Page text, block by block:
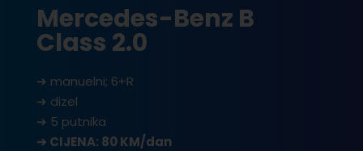
Mercedes-Benz B
Class 2.0
➔ manuelni; 6+R
➔ dizel
➔ 5 putnika
➔ CIJENA: 80 KM/dan